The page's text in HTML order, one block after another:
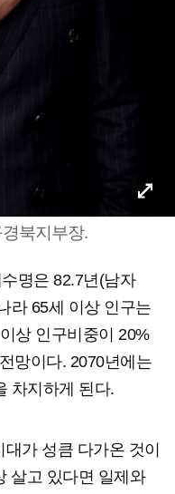
북지부장.
명은 82.7년(남자
라 65세 이상 인구는
상 인구비중이 20%
망이다. 2070년에는
차지하게 된다.
가 성큼 다가온 것이
살고 있다면 일제와